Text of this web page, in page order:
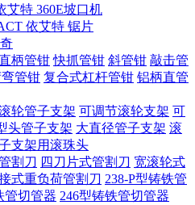
艾特 360E坡口机
依艾特 锯片
柄管钳 快抓管钳 斜管钳 敲击管
管钳 复合式杠杆管钳 铝柄直管
轮管子支架 可调节滚轮支架 可
头管子支架 大直径管子支架 滚
支架用滚珠头
割刀 四刀片式管割刀 宽滚轮式
式重负荷管割刀 238-P型铸铁管
管切管器 246型铸铁管切管器